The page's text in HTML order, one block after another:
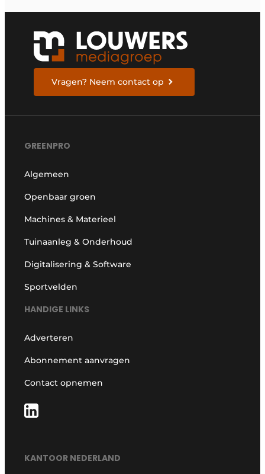
Vragen? Neem contact op
GREENPRO
Algemeen
Openbaar groen
Machines & Materieel
Tuinaanleg & Onderhoud
Digitalisering & Software
Sportvelden
HANDIGE LINKS
Adverteren
Abonnement aanvragen
Contact opnemen
KANTOOR NEDERLAND